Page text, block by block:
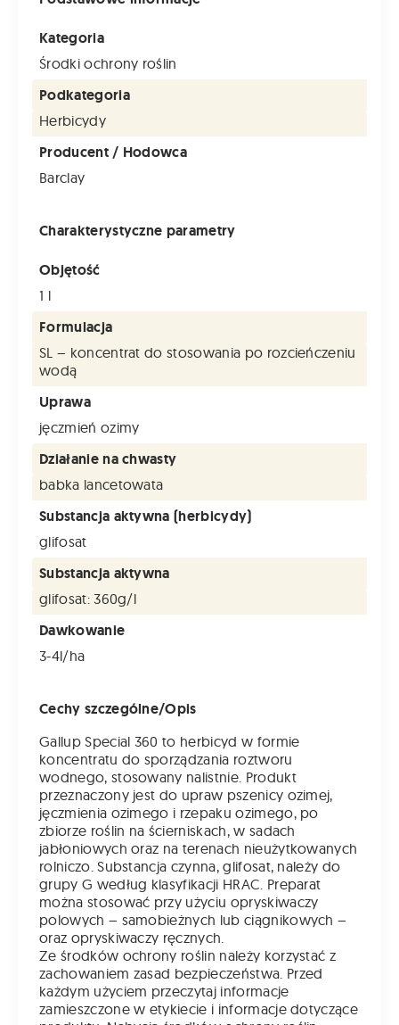
Kategoria
Środki ochrony roślin
Podkategoria
Herbicydy
Producent / Hodowca
Barclay
Charakterystyczne parametry
Objętość
1 l
Formulacja
SL – koncentrat do stosowania po rozcieńczeniu
wodą
Uprawa
jęczmień ozimy
Działanie na chwasty
babka lancetowata
Substancja aktywna (herbicydy)
glifosat
Substancja aktywna
glifosat: 360g/l
Dawkowanie
3-4l/ha
Cechy szczególne/Opis
Gallup Special 360 to herbicyd w formie
koncentratu do sporządzania roztworu
wodnego, stosowany nalistnie. Produkt
przeznaczony jest do upraw pszenicy ozimej,
jęczmienia ozimego i rzepaku ozimego, po
zbiorze roślin na ścierniskach, w sadach
jabłoniowych oraz na terenach nieużytkowanych
rolniczo. Substancja czynna, glifosat, należy do
grupy G według klasyfikacji HRAC. Preparat
można stosować przy użyciu opryskiwaczy
polowych – samobieżnych lub ciągnikowych –
oraz opryskiwaczy ręcznych.
Ze środków ochrony roślin należy korzystać z
zachowaniem zasad bezpieczeństwa. Przed
każdym użyciem przeczytaj informacje
zamieszczone w etykiecie i informacje dotyczące